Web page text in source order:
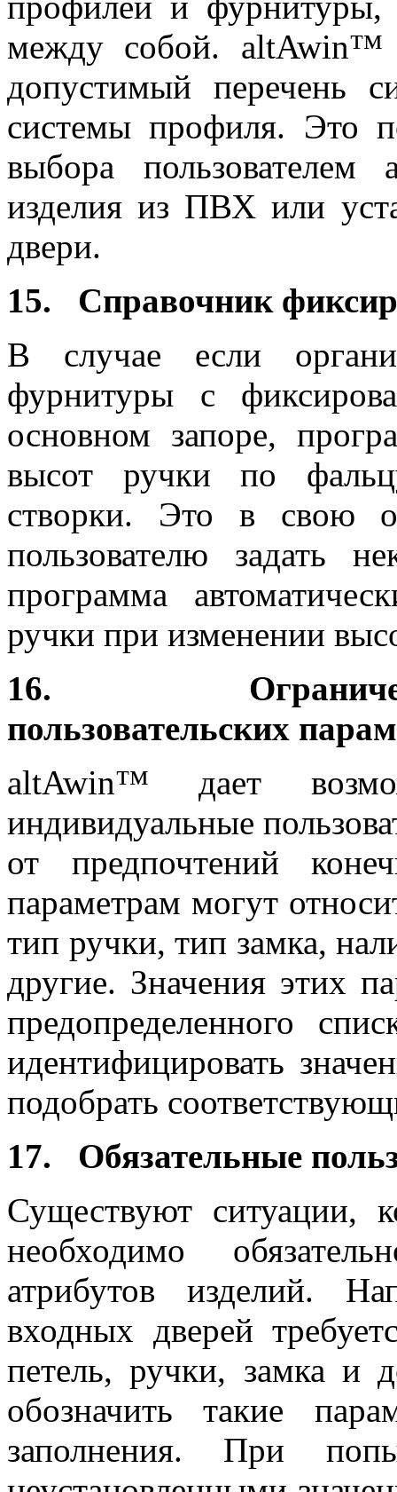
между собой. altAwin™
допустимый перечень
системы профиля. Это
выбора
изделия из ПВХ или
двери.
15. Справочник
В случае если
фурнитуры с
основном запоре,
высот ручки по
створки. Это в свою
пользователю задать
программа
ручки при изменении
16.
пользовательских
altAwin™ дает
индивидуальные
от предпочтений
параметрам могут
тип ручки, тип замка,
другие. Значения этих
предопределенного
идентифицировать
подобрать
17. Обязательные
Существуют ситуации,
необходимо
атрибутов изделий.
входных дверей
петель, ручки, замка и
обозначить такие
заполнения. При